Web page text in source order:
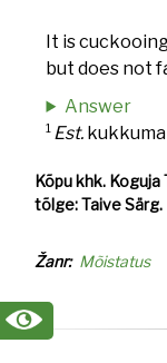
It is
but does not
Answer
1 Est. kukkuma
Kõpu khk. Koguja
tõlge: Taive Särg.
Žanr Mõistatus